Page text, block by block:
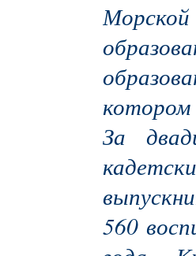
котором
За
560